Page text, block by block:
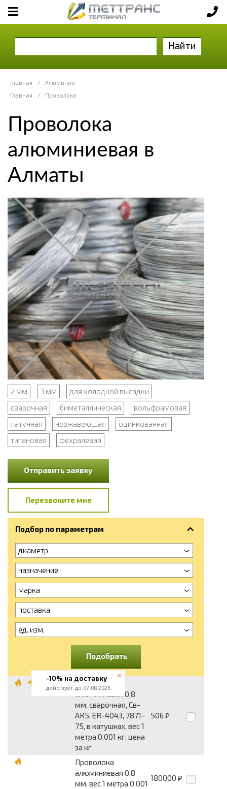
Найти
Главная /
Алюминий
Главная
/ Проволока
Проволока
алюминиевая в
Алматы
2 мм 3 мм
для холодной высадки
сварочная
биметаллическая
вольфрамовая
латунная
нержавеющая
оцинкованная
титановая
фехралевая
Отправить заявку
Перезвоните мне
Подбор по параметрам
диаметр
назначение
марка
поставка
ед. изм.
Подобрать
Проволока
алюминиевая 0.8
мм, сварочная, Св-
АК5, ER-4043, 7871-
75, в катушках, вес 1
метра 0.001 кг, цена
за кг
506 ₽
Проволока
алюминиевая 0.8
мм, вес 1 метра 0.001
180000 ₽
-10% на доставку
действует до 07.08.2026